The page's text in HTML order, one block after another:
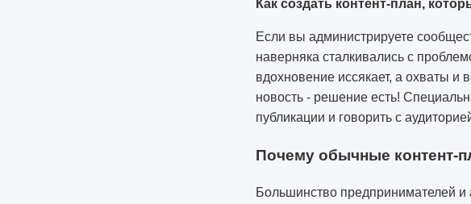
Как создать контент-план,
Если вы администрируете
наверняка сталкивались с
вдохновение иссякает, а охваты и
новость - решение есть!
публикации и говорить с
Почему обычные контент-
Большинство предпринимателей